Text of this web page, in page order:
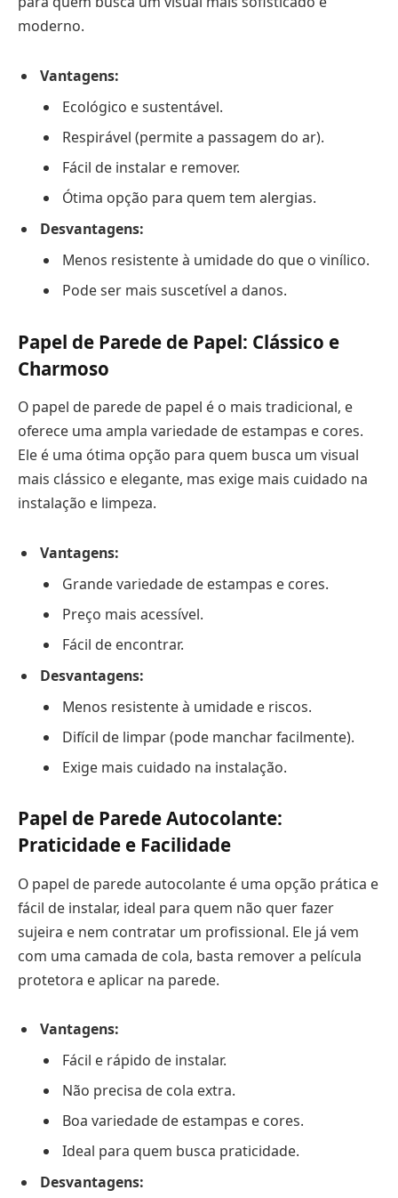
moderno.
Vantagens:
Ecológico e sustentável.
Respirável (permite a passagem do ar).
Fácil de instalar e remover.
Ótima opção para quem tem alergias.
Desvantagens:
Menos resistente à umidade do que o vinílico.
Pode ser mais suscetível a danos.
Papel de Parede de Papel: Clássico e
Charmoso
O papel de parede de papel é o mais tradicional, e
oferece uma ampla variedade de estampas e cores.
Ele é uma ótima opção para quem busca um visual
mais clássico e elegante, mas exige mais cuidado na
instalação e limpeza.
Vantagens:
Grande variedade de estampas e cores.
Preço mais acessível.
Fácil de encontrar.
Desvantagens:
Menos resistente à umidade e riscos.
Difícil de limpar (pode manchar facilmente).
Exige mais cuidado na instalação.
Papel de Parede Autocolante:
Praticidade e Facilidade
O papel de parede autocolante é uma opção prática e
fácil de instalar, ideal para quem não quer fazer
sujeira e nem contratar um profissional. Ele já vem
com uma camada de cola, basta remover a película
protetora e aplicar na parede.
Vantagens:
Fácil e rápido de instalar.
Não precisa de cola extra.
Boa variedade de estampas e cores.
Ideal para quem busca praticidade.
Desvantagens: